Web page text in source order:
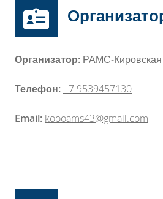
Организатор: РАМС-Кировская
Телефон: +7 9539457130
Email: koooams43@gmail.com